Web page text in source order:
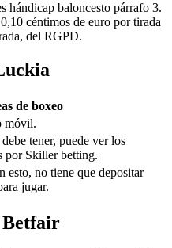
hándicap baloncesto párrafo 3.
céntimos de euro por tirada
del RGPD.
de boxeo
móvil.
tener, puede ver los
por Skiller betting.
esto, no tiene que depositar
jugar.
Betfair